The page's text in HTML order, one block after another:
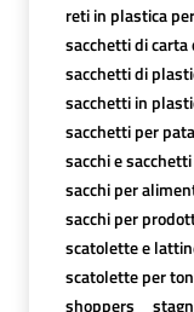
reti in plastica
sacchetti di
sacchetti di
sacchetti in
sacchetti per
sacchi e
sacchi per
sacchi per
scatolette e
scatolette per
shoppers